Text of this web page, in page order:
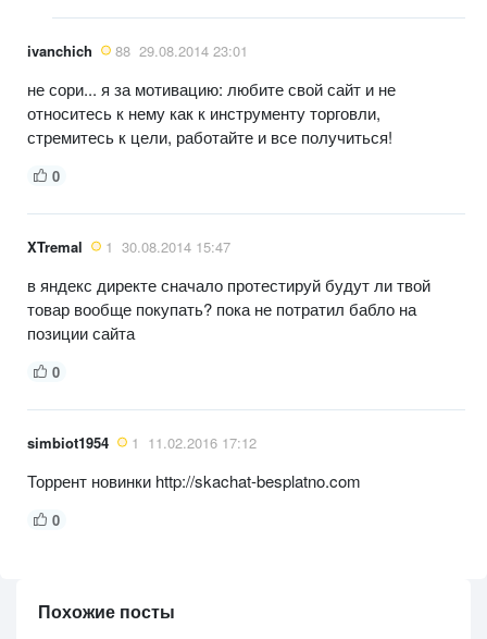
ivanchich 88 29.08.2014 23:01
не сори... я за мотивацию: любите свой сайт и не
относитесь к нему как к инструменту торговли,
стремитесь к цели, работайте и все получиться!
0
XTremal 1 30.08.2014 15:47
в яндекс директе сначало протестируй будут ли твой
товар вообще покупать? пока не потратил бабло на
позиции сайта
0
simbiot1954 1 11.02.2016 17:12
Торрент новинки http://skachat-besplatno.com
0
Похожие посты